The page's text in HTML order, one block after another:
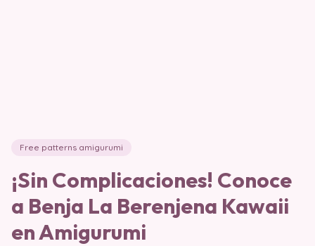
Free patterns amigurumi
¡Sin Complicaciones! Conoce
a Benja La Berenjena Kawaii
en Amigurumi